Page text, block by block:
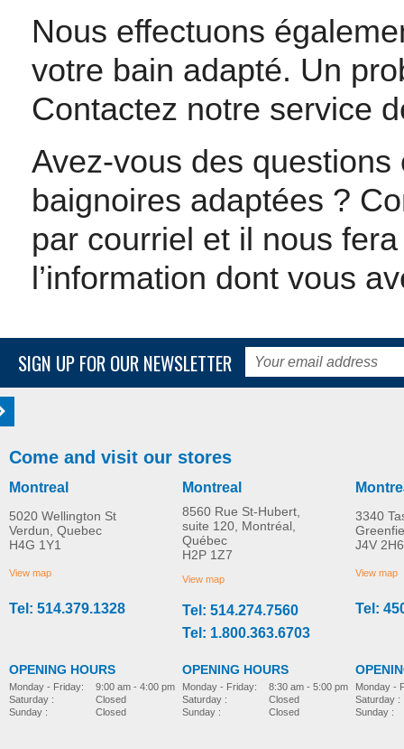
Nous effectuons
votre bain adapté. Un
Contactez notre service
Avez-vous des
baignoires adaptées ?
par courriel et il nous
l’information dont vous
SIGN UP FOR OUR NEWSLETTER
Come and visit our stores
Montreal
5020 Wellington St
Verdun, Quebec
H4G 1Y1
View map
Tel: 514.379.1328
OPENING HOURS
Monday - Friday:
Saturday :
Sunday :
9:00 am - 4:00 pm
Closed
Closed
Montreal
8560 Rue St-Hubert,
suite 120, Montréal,
Québec
H2P 1Z7
View map
Tel: 514.274.7560
Tel: 1.800.363.6703
OPENING HOURS
Monday - Friday:
Saturday :
Sunday :
8:30 am - 5:00 pm
Closed
Closed
3340
J4V 2H6
View map
Tel:
Monday -
Saturday :
Sunday :